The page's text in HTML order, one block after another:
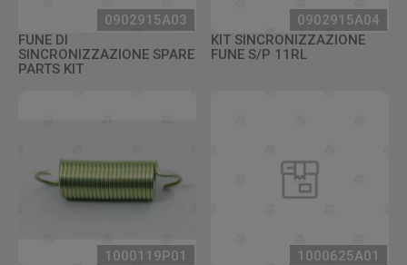
0902915A03
FUNE DI
SINCRONIZZAZIONE SPARE
PARTS KIT
0902915A04
KIT SINCRONIZZAZIONE
FUNE S/P 11RL
1000119P01
1000625A01